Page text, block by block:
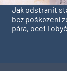
Jak odstranit
bez poškození
pára, ocet i